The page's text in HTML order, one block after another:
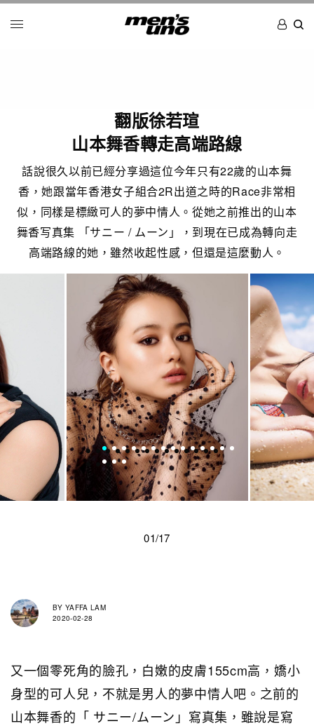
翻版徐若瑄
山本舞香轉走高端路線
話說很久以前已經分享過這位今年只有22歲的山本舞
香，她跟當年香港女子組合2R出道之時的Race非常相
似，同樣是標緻可人的夢中情人。從她之前推出的山本
舞香写真集 「サニー / ムーン」，到現在已成為轉向走
高端路線的她，雖然收起性感，但還是這麼動人。
01/17
BY YAFFA LAM
2020-02-28
又一個零死角的臉孔，白嫩的皮膚155cm高，嬌小
身型的可人兒，不就是男人的夢中情人吧。之前的
山本舞香的「 サニー/ムーン」寫真集，雖說是寫